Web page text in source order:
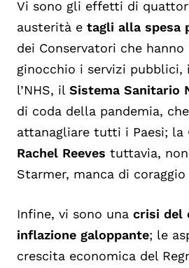
Vi sono gli effetti di
austerità e tagli alla spesa
dei Conservatori che hanno
ginocchio i servizi pubblici,
l’NHS, il Sistema Sanitario
di coda della pandemia,
attanagliare tutti i Paesi; la
Rachel Reeves tuttavia,
Starmer, manca di coraggio
Infine, vi sono una crisi del
inflazione galoppante; le
crescita economica del